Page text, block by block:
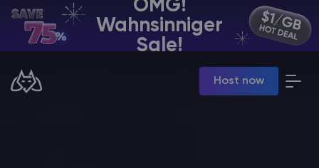
OMG!
Wahnsinniger
Sale!
Host now
DE | USD
Manage your servers & payments